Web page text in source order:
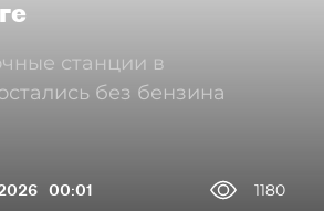
станции в
без бензина
00:01
1180